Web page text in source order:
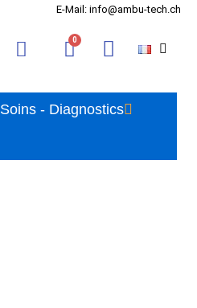
E-Mail: info@ambu-tech.ch
Soins - Diagnostics